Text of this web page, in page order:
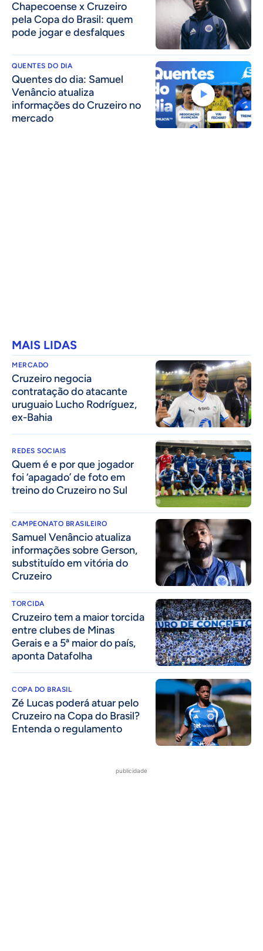
Chapecoense x Cruzeiro
pela Copa do Brasil: quem
pode jogar e desfalques
QUENTES DO DIA
Quentes do dia: Samuel
Venâncio atualiza
informações do Cruzeiro no
mercado
MAIS LIDAS
MERCADO
Cruzeiro negocia
contratação do atacante
uruguaio Lucho Rodríguez,
ex-Bahia
REDES SOCIAIS
Quem é e por que jogador
foi ‘apagado’ de foto em
treino do Cruzeiro no Sul
CAMPEONATO BRASILEIRO
Samuel Venâncio atualiza
informações sobre Gerson,
substituído em vitória do
Cruzeiro
TORCIDA
Cruzeiro tem a maior torcida
entre clubes de Minas
Gerais e a 5ª maior do país,
aponta Datafolha
COPA DO BRASIL
Zé Lucas poderá atuar pelo
Cruzeiro na Copa do Brasil?
Entenda o regulamento
publicidade